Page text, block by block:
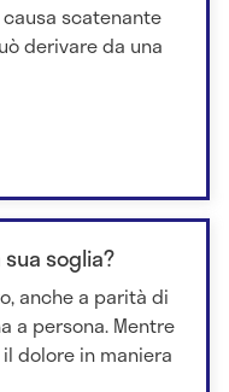
scatenante
derivare da una
soglia?
anche a parità di
a persona. Mentre
dolore in maniera